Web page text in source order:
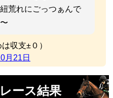
荒れにごっつぁんで
収支±０）
月21日
ース結果